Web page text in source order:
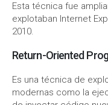
Esta técnica fue
explotaban Internet
2010.
Return-Oriented
Es una técnica de
modernas como la